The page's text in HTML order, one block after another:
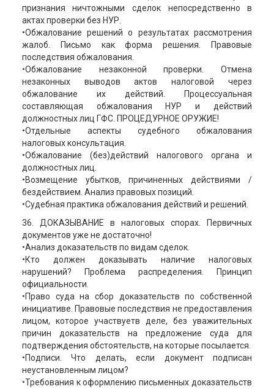
признания ничтожными сделок непосредственно в
актах проверки без НУР.
•Обжалование решений о результатах рассмотрения
жалоб. Письмо как форма решения. Правовые
последствия обжалования.
•Обжалование незаконной проверки. Отмена
незаконных выводов актов налоговой через
обжалование их действий. Процессуальная
составляющая обжалования НУР и действий
должностных лиц ГФС. ПРОЦЕДУРНОЕ ОРУЖИЕ!
•Отдельные аспекты судебного обжалования
налоговых консультация.
•Обжалование (без)действий налогового органа и
должностных лиц.
•Возмещение убытков, причиненных действиями /
бездействием. Анализ правовых позиций.
•Судебная практика обжалования действий и решений.
36. ДОКАЗЫВАНИЕ в налоговых спорах. Первичных
документов уже не достаточно!
•Анализ доказательств по видам сделок.
•Кто должен доказывать наличие налоговых
нарушений? Проблема распределения. Принцип
официальности.
•Право суда на сбор доказательств по собственной
инициативе. Правовые последствия не предоставления
лицом, которое участвуетв деле, без уважительных
причин доказательств на предложение суда для
подтверждения обстоятельств, на которые посылается.
•Подписи. Что делать, если документ подписан
неустановленным лицом?
•Требования к оформлению письменных доказательств